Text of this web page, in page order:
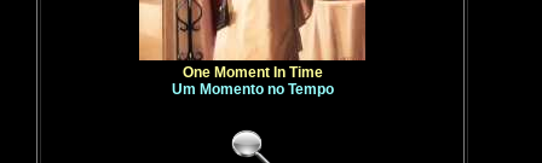
One Moment In Time
Um Momento no Tempo